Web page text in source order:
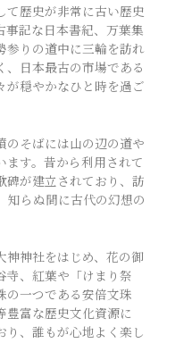
て歴史が非常に古い歴史
事記な日本書紀、万葉集
参りの道中に三輪を訪れ
、日本最古の市場である
が穏やかなひと時を過ご
のそばには山の辺の道や
す。昔から利用されて
碑が建立されており、訪
知らぬ間に古代の幻想の
神神社をはじめ、花の御
寺、紅葉や「けまり祭
の一つである安倍文珠
豊富な歴史文化資源に
り、誰もが心地よく楽し